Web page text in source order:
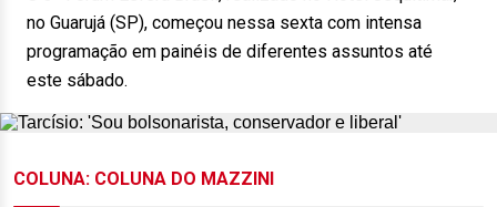
COLUNA: COLUNA DO MAZZINI
no Guarujá (SP), começou nessa sexta com intensa
programação em painéis de diferentes assuntos até
este sábado.